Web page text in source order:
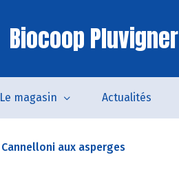
Biocoop Pluvigner
Le magasin Actualités
Cannelloni aux asperges